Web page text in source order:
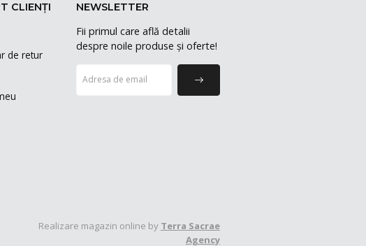
CLIENȚI
de retur
NEWSLETTER
Fii primul care află detalii
despre noile produse și oferte!
Realizare magazin online by Terra Sacrae
Agency